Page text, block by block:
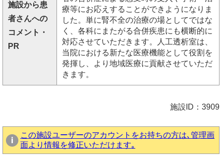
施設から患
者さんへの
コメント・
PR
療等にお応えすることができようになりま
した。単に腎不全の治療の場としてではな
く、各科にまたがる合併疾患にも横断的に
対応させていただきます。人工透析室は、
当院における新たな医療機能として役割を
発揮し、より地域医療に貢献させていただ
きます。
施設ID：3909
この施設ユーザーのアカウントをお持ちの方は､管理画
面より情報を修正いただけます｡